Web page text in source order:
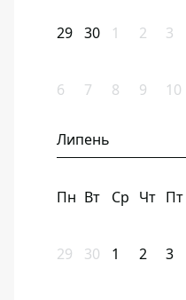
29 30 1 2 3
6 7 8 9 10
Липень
Пн Вт Ср Чт Пт
29 30 1 2 3